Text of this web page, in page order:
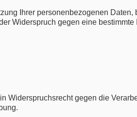
Ihrer personenbezogenen
Widerspruch gegen eine
Widerspruchsrecht gegen die